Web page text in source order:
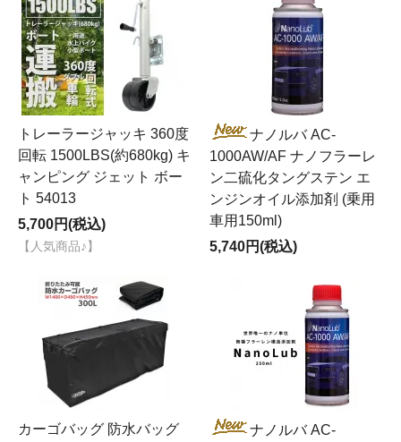
トレーラージャッキ 360度
回転 1500LBS(約680kg) キ
ャンピング ジェット ボー
ト 54013
5,700円(税込)
【人気商品♪】
ナノルバ AC-
1000AW/AF ナノフラーレ
ン二硫化タングステン エ
ンジンオイル添加剤 (乗用
車用150ml)
5,740円(税込)
カーゴバッグ 防水バッグ
ナノルバ AC-